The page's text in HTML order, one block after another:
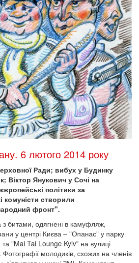
6 лютого 2014 року
Ради; вибух у Будинку
Віктор Янукович у Сочі на
політики за
комуністи створили
фронт".
з битами, одягнені в камуфляж,
у центрі Києва – "Опанас" у парку
"Mai Tai Lounge Kyiv" на вулиці
Фотографії молодиків, схожих на членів